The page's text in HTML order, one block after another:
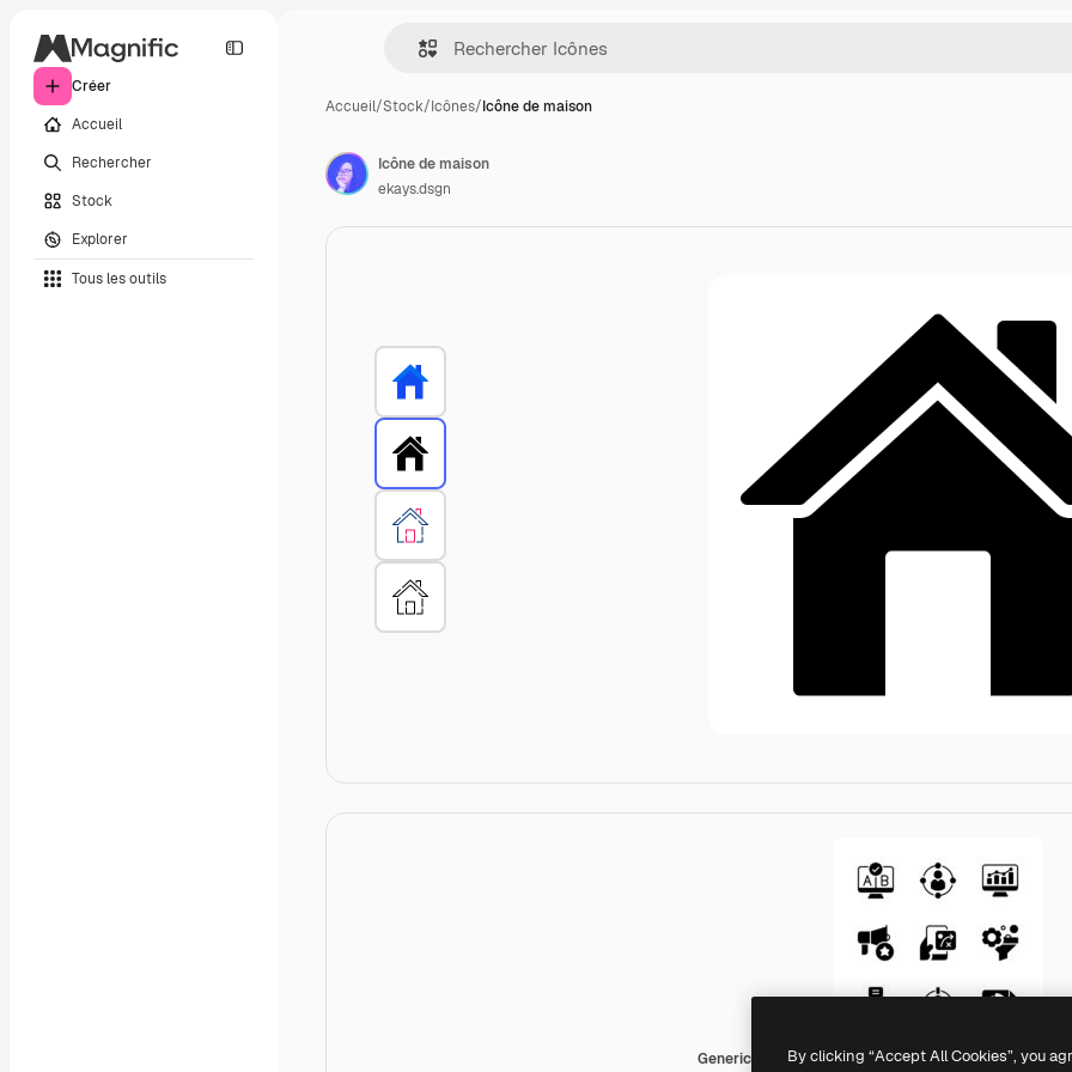
Créer
Accueil
Rechercher
Stock
Explorer
Tous les outils
Accueil/Stock/Icônes/Icône de maison
Generic black fill
Icône de maison
ekays.dsgn
By clicking “Accept All Cookies”, you